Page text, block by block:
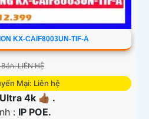
KX-CAIF8003UN-TIF-A
LIÊN HỆ
Mại: Liên hệ
Ultra 4k 👍🏾 .
: IP POE.